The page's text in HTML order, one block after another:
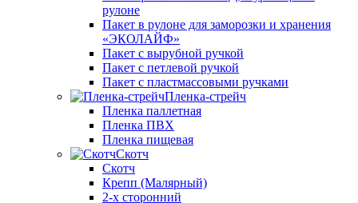
рулоне
Пакет в рулоне для заморозки и хранения
«ЭКОЛАЙФ»
Пакет с вырубной ручкой
Пакет с петлевой ручкой
Пакет с пластмассовыми ручками
Пленка-стрейч
Пленка паллетная
Пленка ПВХ
Пленка пищевая
Скотч
Скотч
Крепп (Малярный)
2-х сторонний